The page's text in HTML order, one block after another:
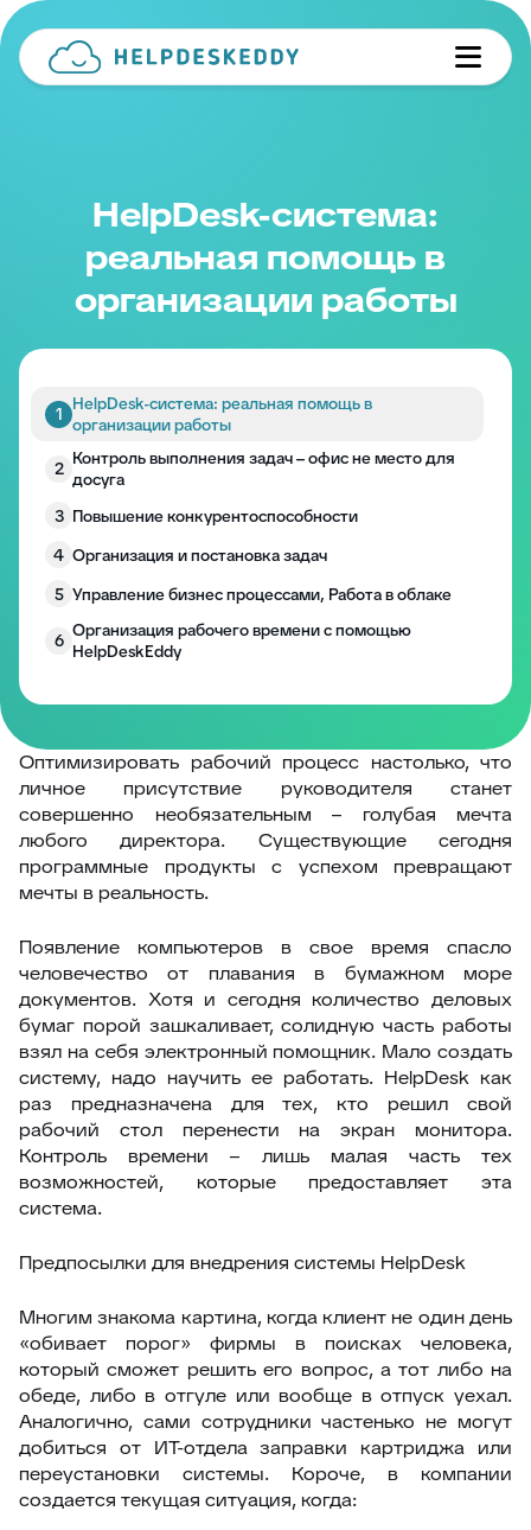
HelpDesk-система:
реальная помощь в
организации работы
1 HelpDesk-система: реальная помощь в
организации работы
2 Контроль выполнения задач – офис не место для
досуга
3 Повышение конкурентоспособности
4 Организация и постановка задач
5 Управление бизнес процессами, Работа в облаке
6 Организация рабочего времени с помощью
HelpDeskEddy
преимущества
Оптимизировать рабочий процесс настолько, что
личное присутствие руководителя станет
совершенно необязательным – голубая мечта
любого директора. Существующие сегодня
программные продукты с успехом превращают
мечты в реальность.
Появление компьютеров в свое время спасло
человечество от плавания в бумажном море
документов. Хотя и сегодня количество деловых
бумаг порой зашкаливает, солидную часть работы
взял на себя электронный помощник. Мало создать
систему, надо научить ее работать. HelpDesk как
раз предназначена для тех, кто решил свой
рабочий стол перенести на экран монитора.
Контроль времени – лишь малая часть тех
возможностей, которые предоставляет эта
система.
Предпосылки для внедрения системы HelpDesk
Многим знакома картина, когда клиент не один день
«обивает порог» фирмы в поисках человека,
который сможет решить его вопрос, а тот либо на
обеде, либо в отгуле или вообще в отпуск уехал.
Аналогично, сами сотрудники частенько не могут
добиться от ИТ-отдела заправки картриджа или
переустановки системы. Короче, в компании
создается текущая ситуация, когда: